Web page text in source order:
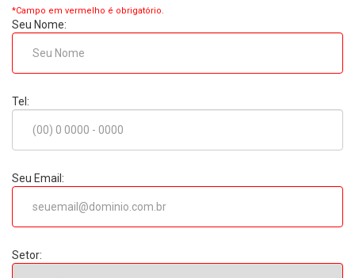
*Campo em vermelho é obrigatório.
Seu Nome:
Tel:
Seu Email:
Setor: